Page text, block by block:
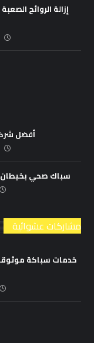
إزالة الروائح
أفضل
سباك صحي بخيطان:
مشاركات عشوائية
خدمات سباكة موثوقة